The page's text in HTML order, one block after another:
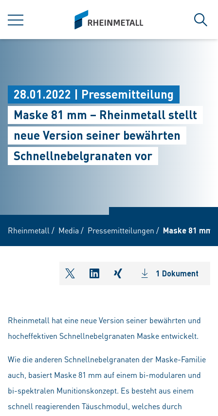
MENÜ
siteLogo
28.01.2022 | Pressemitteilung
Maske 81 mm – Rheinmetall stellt
neue Version seiner bewährten
Schnellnebelgranaten vor
Rheinmetall / Media / Pressemitteilungen / Maske 81 mm
shareOntwitter
shareOnlinkedIn
shareOnxing1 Dokument
Rheinmetall hat eine neue Version seiner bewährten und
hocheffektiven Schnellnebelgranaten Maske entwickelt.
Wie die anderen Schnellnebelgranaten der Maske-Familie
auch, basiert Maske 81 mm auf einem bi-modularen und
bi-spektralen Munitionskonzept. Es besteht aus einem
schnell reagierenden Täuschmodul, welches durch